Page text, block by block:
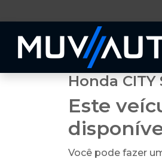
Honda CITY
Este
Você pode fazer